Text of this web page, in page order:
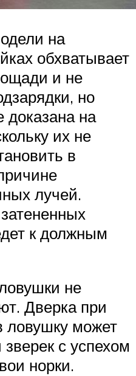
на
обхватывает
и не
но
доказана на
их не
в
лучей.
к должным
не
Дверка при
ловушку может
с успехом
норки.